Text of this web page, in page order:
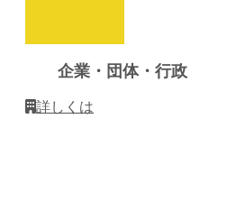
企業・団体・行政
詳しくは